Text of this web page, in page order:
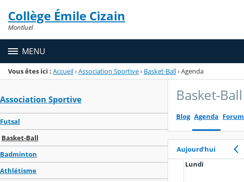
Menu de la rubrique
Contenu
Collège Émile Cizain
Montluel
MENU
Vous êtes ici : Accueil›Association Sportive› Basket-Ball›Agenda
Association Sportive
Futsal
Basket-Ball
Badminton
Athlétisme
Basket-Ball
Blog Agenda Forum
Aujourd’hui
Lundi